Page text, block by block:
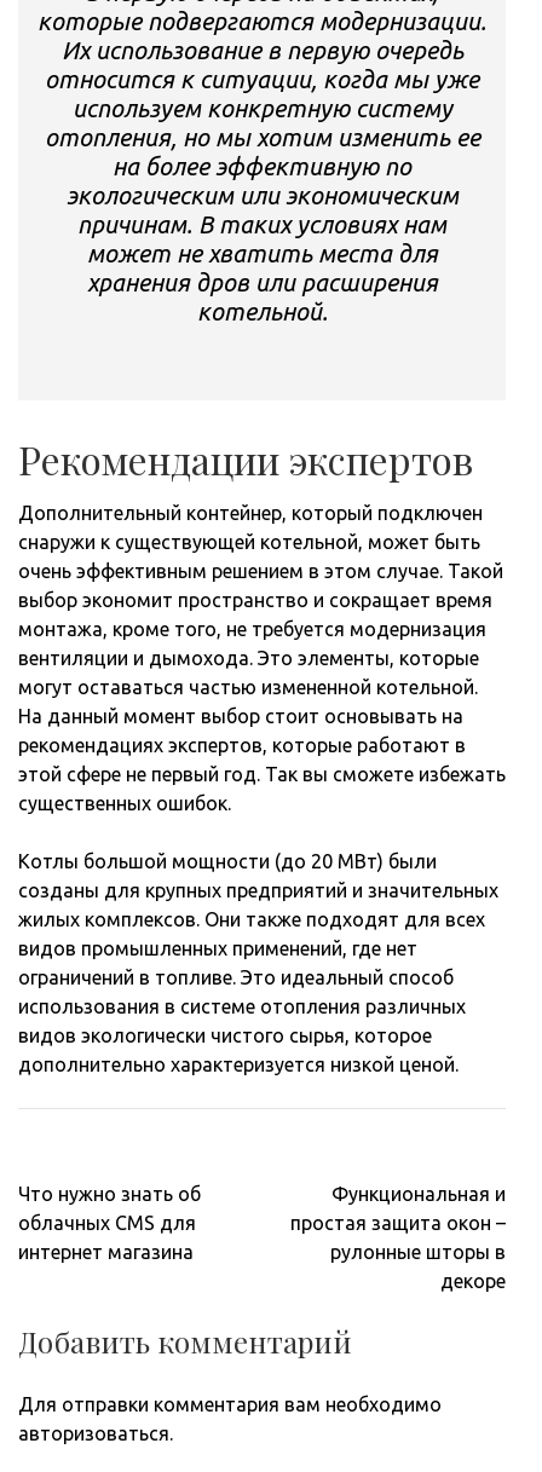
которые подвергаются модернизации.
Их использование в первую очередь
относится к ситуации, когда мы уже
используем конкретную систему
отопления, но мы хотим изменить ее
на более эффективную по
экологическим или экономическим
причинам. В таких условиях нам
может не хватить места для
хранения дров или расширения
котельной.
Рекомендации экспертов
Дополнительный контейнер, который подключен
снаружи к существующей котельной, может быть
очень эффективным решением в этом случае. Такой
выбор экономит пространство и сокращает время
монтажа, кроме того, не требуется модернизация
вентиляции и дымохода. Это элементы, которые
могут оставаться частью измененной котельной.
На данный момент выбор стоит основывать на
рекомендациях экспертов, которые работают в
этой сфере не первый год. Так вы сможете избежать
существенных ошибок.
Котлы большой мощности (до 20 МВт) были
созданы для крупных предприятий и значительных
жилых комплексов. Они также подходят для всех
видов промышленных применений, где нет
ограничений в топливе. Это идеальный способ
использования в системе отопления различных
видов экологически чистого сырья, которое
дополнительно характеризуется низкой ценой.
Навигация
по
записям
Что нужно знать об
облачных CMS для
интернет магазина
Функциональная и
простая защита окон –
рулонные шторы в
декоре
Добавить комментарий
Для отправки комментария вам необходимо
авторизоваться.